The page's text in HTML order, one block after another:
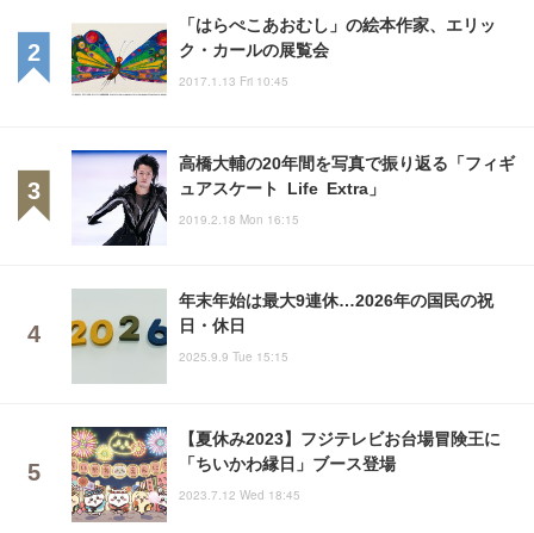
「はらぺこあおむし」の絵本作家、エリッ
ク・カールの展覧会
2017.1.13 Fri 10:45
高橋大輔の20年間を写真で振り返る「フィギ
ュアスケート Life Extra」
2019.2.18 Mon 16:15
年末年始は最大9連休…2026年の国民の祝
日・休日
2025.9.9 Tue 15:15
【夏休み2023】フジテレビお台場冒険王に
「ちいかわ縁日」ブース登場
2023.7.12 Wed 18:45